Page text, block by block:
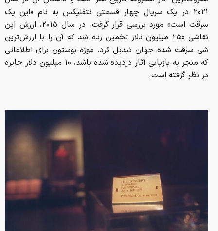
۲۰۲۱ در یک سریال چهار قسمتی نتفلیکس به نام «این یک
سرقت است» مورد بررسی قرار گرفت. در سال ۲۰۱۵، ارزش این
نقاشی ۲۵۰ میلیون دلار تخمین زده شد که آن را با ارزش‌ترین
شی سرقت شده جهان تبدیل کرد. موزه بوستون برای اطلاعاتی
که منجر به بازیابی آثار دزدیده شده باشد، ۱۰ میلیون دلار جایزه
در نظر گرفته است.